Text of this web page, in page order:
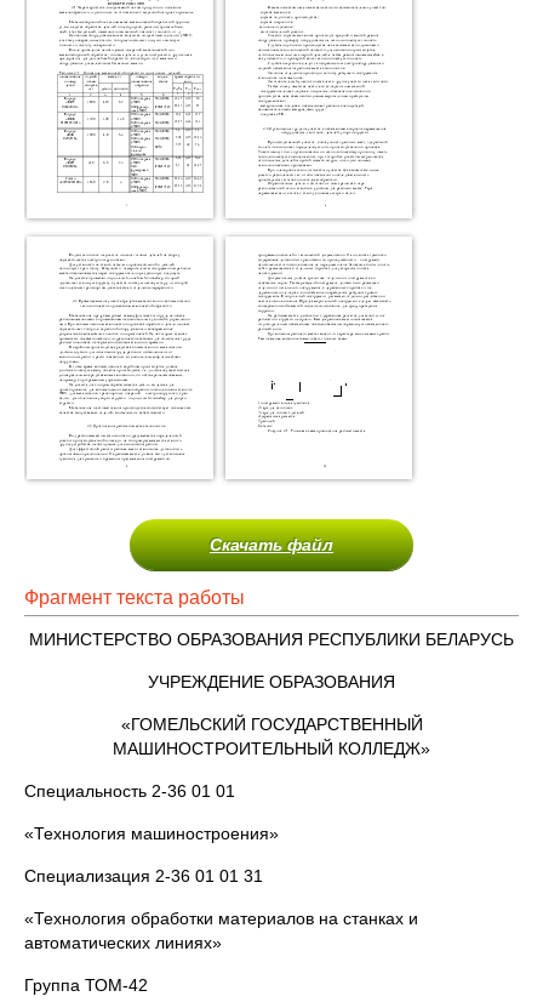
Скачать файл
Фрагмент текста работы
МИНИСТЕРСТВО ОБРАЗОВАНИЯ РЕСПУБЛИКИ БЕЛАРУСЬ
УЧРЕЖДЕНИЕ ОБРАЗОВАНИЯ
«ГОМЕЛЬСКИЙ ГОСУДАРСТВЕННЫЙ
МАШИНОСТРОИТЕЛЬНЫЙ КОЛЛЕДЖ»
Специальность 2-36 01 01
«Технология машиностроения»
Специализация 2-36 01 01 31
«Технология обработки материалов на станках и
автоматических линиях»
Группа ТОМ-42